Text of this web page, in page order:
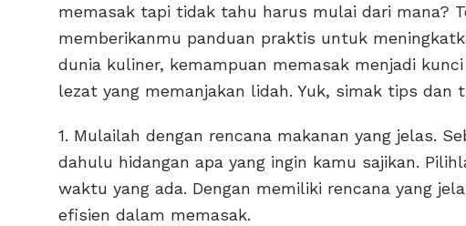
memasak tapi tidak tahu harus mulai dari mana?
memberikanmu panduan praktis untuk
dunia kuliner, kemampuan memasak menjadi
lezat yang memanjakan lidah. Yuk, simak tips dan
1. Mulailah dengan rencana makanan yang jelas.
dahulu hidangan apa yang ingin kamu sajikan.
waktu yang ada. Dengan memiliki rencana yang
efisien dalam memasak.